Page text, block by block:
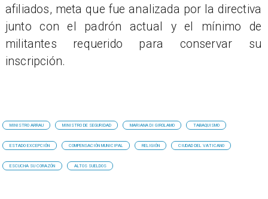
afiliados, meta que fue analizada por la directiva
junto con el padrón actual y el mínimo de
militantes requerido para conservar su
inscripción.
MINISTRO ARRAU MINISTRO DE SEGURIDAD MARIANA DI GIROLAMO TABAQUISMO
ESTADO EXCEPCIÓN COMPENSACIÓN MUNICIPAL RELIGIÓN CIUDAD DEL VATICANO
ESCUCHA SU CORAZÓN ALTOS SUELDOS